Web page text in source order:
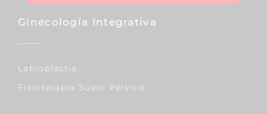
Ginecología Integrativa
Labioplastia
Fisioterapia Suelo Pélvico